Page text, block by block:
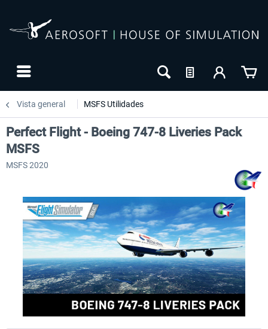
Vista general MSFS Utilidades
rkApps - FSRealistic Pro MSFS Aerosoft Tool Simple
Perfect Flight - Boeing 747-8 Liveries Pack
MSFS
MSFS 2020